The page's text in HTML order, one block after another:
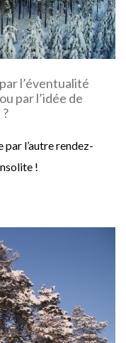
l’éventualité
par l’idée de
par l’autre rendez-
!